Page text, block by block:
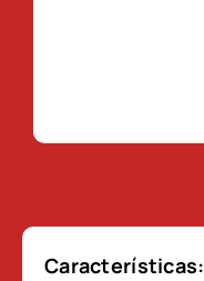
Características: